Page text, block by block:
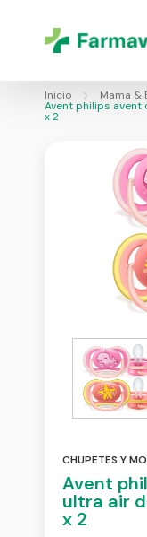
Inicio Mama &
Avent philips avent
x 2
CHUPETES Y
Avent
ultra air
x 2